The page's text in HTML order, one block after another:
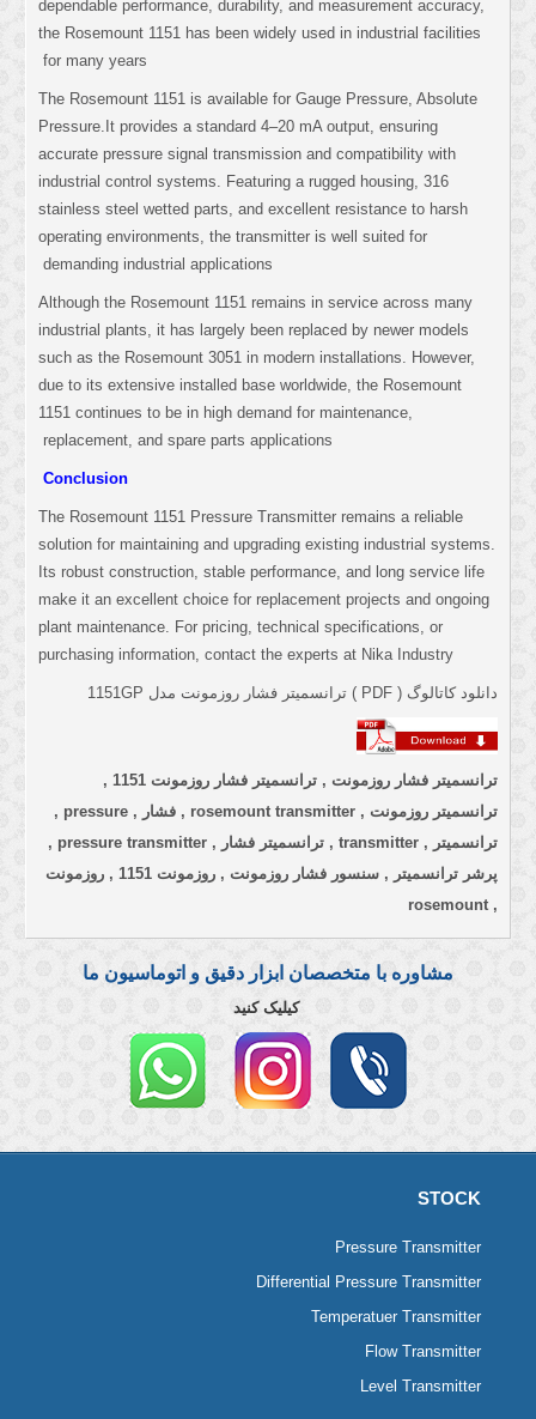
dependable performance, durability, and measurement accuracy,
the Rosemount 1151 has been widely used in industrial facilities
for many years
The Rosemount 1151 is available for Gauge Pressure, Absolute
Pressure.It provides a standard 4–20 mA output, ensuring
accurate pressure signal transmission and compatibility with
industrial control systems. Featuring a rugged housing, 316
stainless steel wetted parts, and excellent resistance to harsh
operating environments, the transmitter is well suited for
demanding industrial applications
Although the Rosemount 1151 remains in service across many
industrial plants, it has largely been replaced by newer models
such as the Rosemount 3051 in modern installations. However,
due to its extensive installed base worldwide, the Rosemount
1151 continues to be in high demand for maintenance,
replacement, and spare parts applications
Conclusion
The Rosemount 1151 Pressure Transmitter remains a reliable
solution for maintaining and upgrading existing industrial systems.
Its robust construction, stable performance, and long service life
make it an excellent choice for replacement projects and ongoing
plant maintenance. For pricing, technical specifications, or
purchasing information, contact the experts at Nika Industry
دانلود کاتالوگ ( PDF ) ترانسمیتر فشار روزمونت مدل 1151GP
ترانسمیتر فشار روزمونت , ترانسمیتر فشار روزمونت 1151 ,
ترانسمیتر روزمونت , rosemount transmitter , فشار , pressure ,
ترانسمیتر , transmitter , ترانسمیتر فشار , pressure transmitter ,
پرشر ترانسمیتر , سنسور فشار روزمونت , روزمونت 1151 , روزمونت
, rosemount
مشاوره با متخصصان ابزار دقیق و اتوماسیون ما
کیلیک کنید
STOCK
Pressure Transmitter
Differential Pressure Transmitter
Temperatuer Transmitter
Flow Transmitter
Level Transmitter